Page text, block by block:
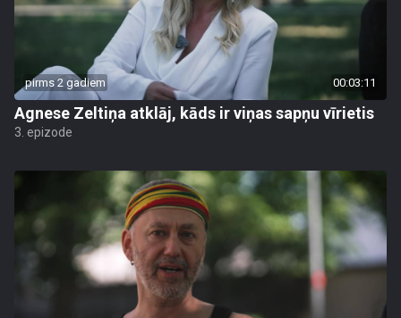
pirms 2 gadiem 00:03:11
Agnese Zeltiņa atklāj, kāds ir viņas sapņu vīrietis
3. epizode